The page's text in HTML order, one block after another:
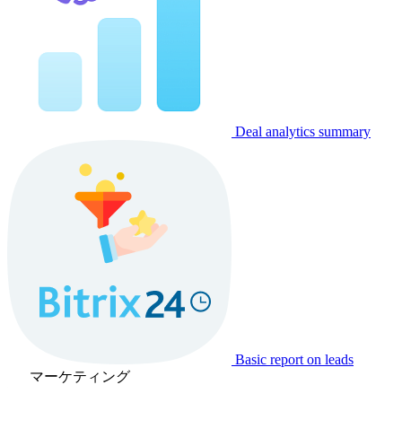
Deal analytics summary
Basic report on leads
マーケティング